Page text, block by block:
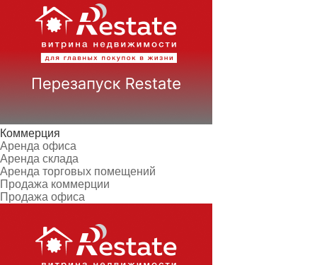
Коммерция
Аренда офиса
Аренда склада
Аренда торговых помещений
Продажа коммерции
Продажа офиса